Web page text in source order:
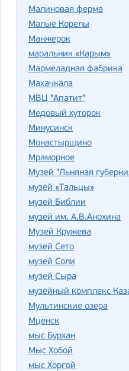
Малиновая ферма
Малые Корелы
Манжерок
маральник «Карым»
Мармеладная фабрика
Махачкала
МВЦ "Апатит"
Медовый хуторок
Минусинск
Монастырщино
Мраморное
Музей "Льняная
музей «Тальцы»
музей Библии
музей им. А.В.Анохина
Музей Кружева
музей Сето
музей Соли
музей Сыра
музейный комплекс
Мультинские озера
Мценск
мыс Бурхан
Мыс Хобой
мыс Хоргой